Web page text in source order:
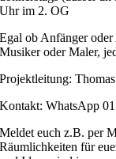
Uhr im 2. OG
Egal ob Anfänger oder
Musiker oder Maler,
Projektleitung:
Kontakt: WhatsApp
Meldet euch z.B. per
Räumlichkeiten für